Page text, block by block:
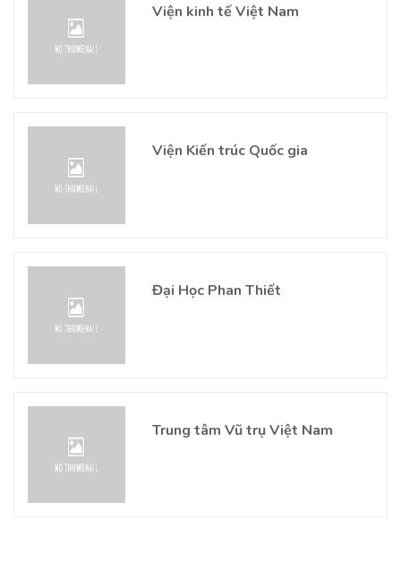
Viện kinh tế Việt Nam
Viện Kiến trúc Quốc gia
Đại Học Phan Thiết
Trung tâm Vũ trụ Việt Nam